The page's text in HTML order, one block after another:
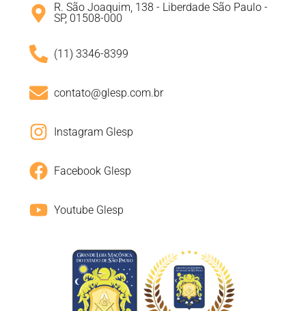
R. São Joaquim, 138 - Liberdade São Paulo -
SP, 01508-000
(11) 3346-8399
contato@glesp.com.br
Instagram Glesp
Facebook Glesp
Youtube Glesp